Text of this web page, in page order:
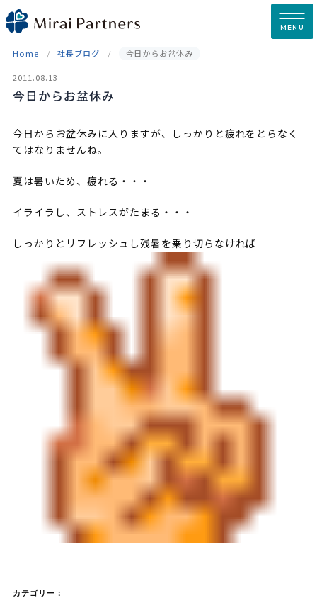
Skip
to
MENU
Home 社長ブログ 今日からお盆休み
2011.08.13
今日からお盆休み
今日からお盆休みに入りますが、しっかりと疲れをとらなく
てはなりませんね。
夏は暑いため、疲れる・・・
イライラし、ストレスがたまる・・・
しっかりとリフレッシュし残暑を乗り切らなければ
カテゴリー：